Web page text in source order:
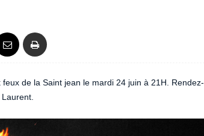
de la Saint jean le mardi 24 juin à 21H. Rendez-